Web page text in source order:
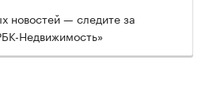
новостей — следите за
Недвижимость»